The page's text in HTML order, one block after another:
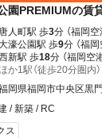
園PREMIUMの賃
唐人町駅 歩3分 （福岡空
大濠公園駅 歩9分 （福岡
新駅 歩18分 （福岡空
か1駅（徒歩20分圏内）
岡県福岡市中央区黒門
/ 新築 / RC
ス